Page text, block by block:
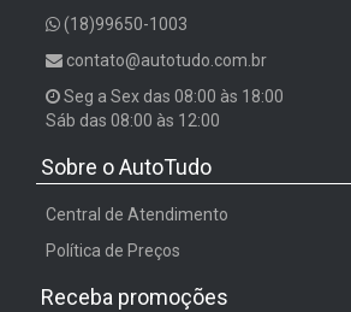
(18)99650-1003
contato@autotudo.com.br
Seg a Sex das 08:00 às 18:00
Sáb das 08:00 às 12:00
Sobre o AutoTudo
Central de Atendimento
Política de Preços
Receba promoções